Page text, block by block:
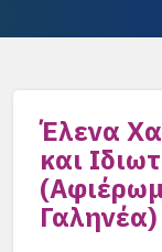
Έλενα
και
Γαληνέα)